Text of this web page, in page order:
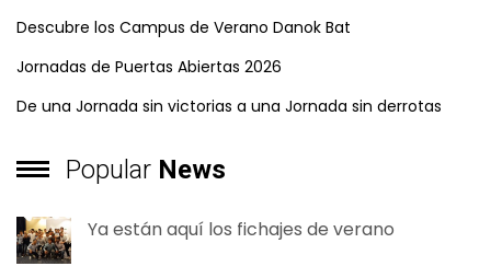
Descubre los Campus de Verano Danok Bat
Jornadas de Puertas Abiertas 2026
De una Jornada sin victorias a una Jornada sin derrotas
Popular News
Ya están aquí los fichajes de verano